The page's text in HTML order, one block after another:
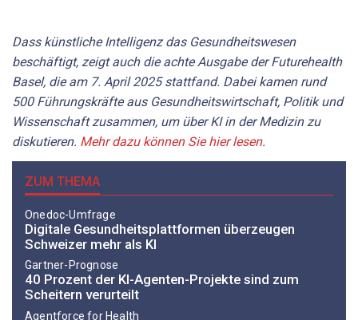
Dass künstliche Intelligenz das Gesundheitswesen
beschäftigt, zeigt auch die achte Ausgabe der Futurehealth
Basel, die am 7. April 2025 stattfand. Dabei kamen rund
500 Führungskräfte aus Gesundheitswirtschaft, Politik und
Wissenschaft zusammen, um über KI in der Medizin zu
diskutieren. Mehr dazu können Sie hier lesen.
ZUM THEMA
Onedoc-Umfrage
Digitale Gesundheitsplattformen überzeugen
Schweizer mehr als KI
Gartner-Prognose
40 Prozent der KI-Agenten-Projekte sind zum
Scheitern verurteilt
Agentforce for Health